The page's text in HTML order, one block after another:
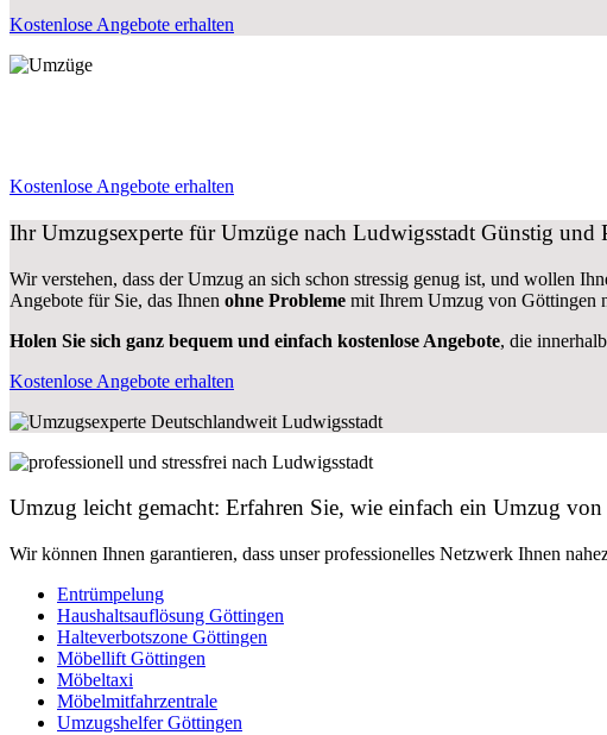
Kostenlose Angebote erhalten
Kostenlose Angebote erhalten
Ihr Umzugsexperte für Umzüge nach Ludwigsstadt Günstig und
Wir verstehen, dass der Umzug an sich schon stressig genug ist, und wollen
Angebote für Sie, das Ihnen ohne Probleme mit Ihrem Umzug von Göttingen
Holen Sie sich ganz bequem und einfach kostenlose Angebote, die
Kostenlose Angebote erhalten
Umzug leicht gemacht: Erfahren Sie, wie einfach ein Umzug
Wir können Ihnen garantieren, dass unser professionelles Netzwerk Ihnen
Entrümpelung
Haushaltsauflösung Göttingen
Halteverbotszone Göttingen
Möbellift Göttingen
Möbeltaxi
Möbelmitfahrzentrale
Umzugshelfer Göttingen